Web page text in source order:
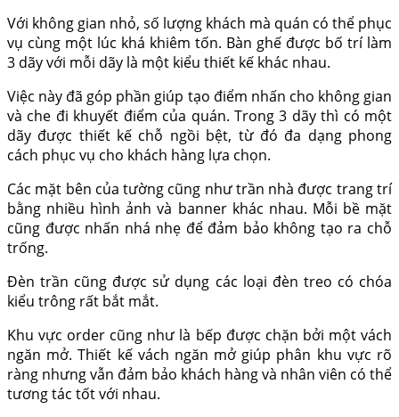
Với không gian nhỏ, số lượng khách mà quán có thể phục
vụ cùng một lúc khá khiêm tốn. Bàn ghế được bố trí làm
3 dãy với mỗi dãy là một kiểu thiết kế khác nhau.
Việc này đã góp phần giúp tạo điểm nhấn cho không gian
và che đi khuyết điểm của quán. Trong 3 dãy thì có một
dãy được thiết kế chỗ ngồi bệt, từ đó đa dạng phong
cách phục vụ cho khách hàng lựa chọn.
Các mặt bên của tường cũng như trần nhà được trang trí
bằng nhiều hình ảnh và banner khác nhau. Mỗi bề mặt
cũng được nhấn nhá nhẹ để đảm bảo không tạo ra chỗ
trống.
Đèn trần cũng được sử dụng các loại đèn treo có chóa
kiểu trông rất bắt mắt.
Khu vực order cũng như là bếp được chặn bởi một vách
ngăn mở. Thiết kế vách ngăn mở giúp phân khu vực rõ
ràng nhưng vẫn đảm bảo khách hàng và nhân viên có thể
tương tác tốt với nhau.